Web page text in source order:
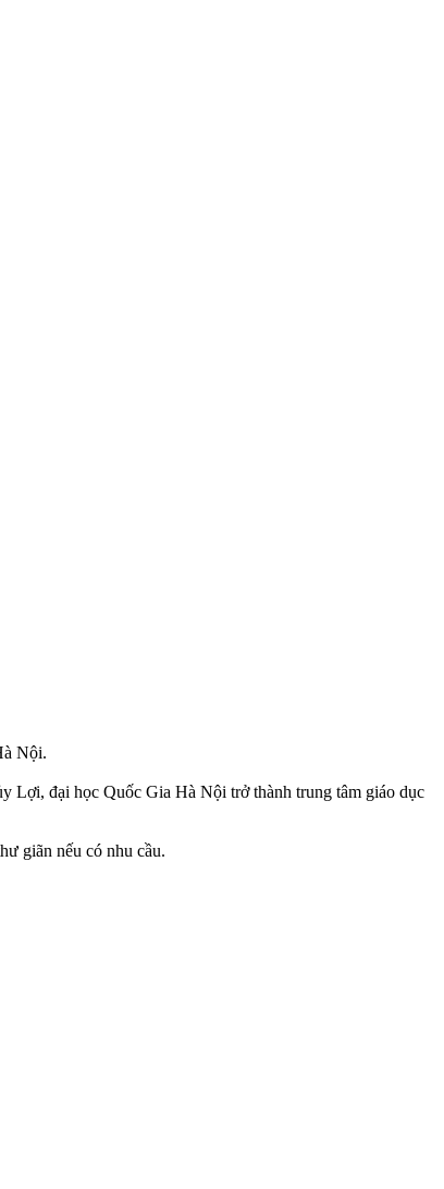
Nội.
Lợi, đại học Quốc Gia Hà Nội trở thành trung tâm giáo dục
giãn nếu có nhu cầu.